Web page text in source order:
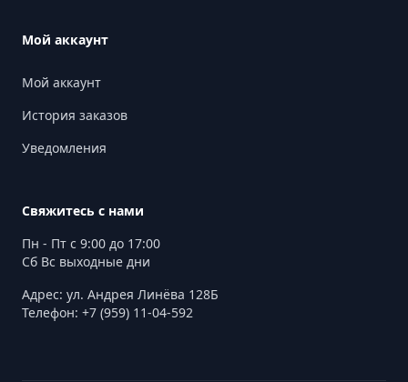
Мой аккаунт
Мой аккаунт
История заказов
Уведомления
Свяжитесь с нами
Пн - Пт с 9:00 до 17:00
Сб Вс выходные дни
Адрес: ул. Андрея Линёва 128Б
Телефон: +7 (959) 11-04-592